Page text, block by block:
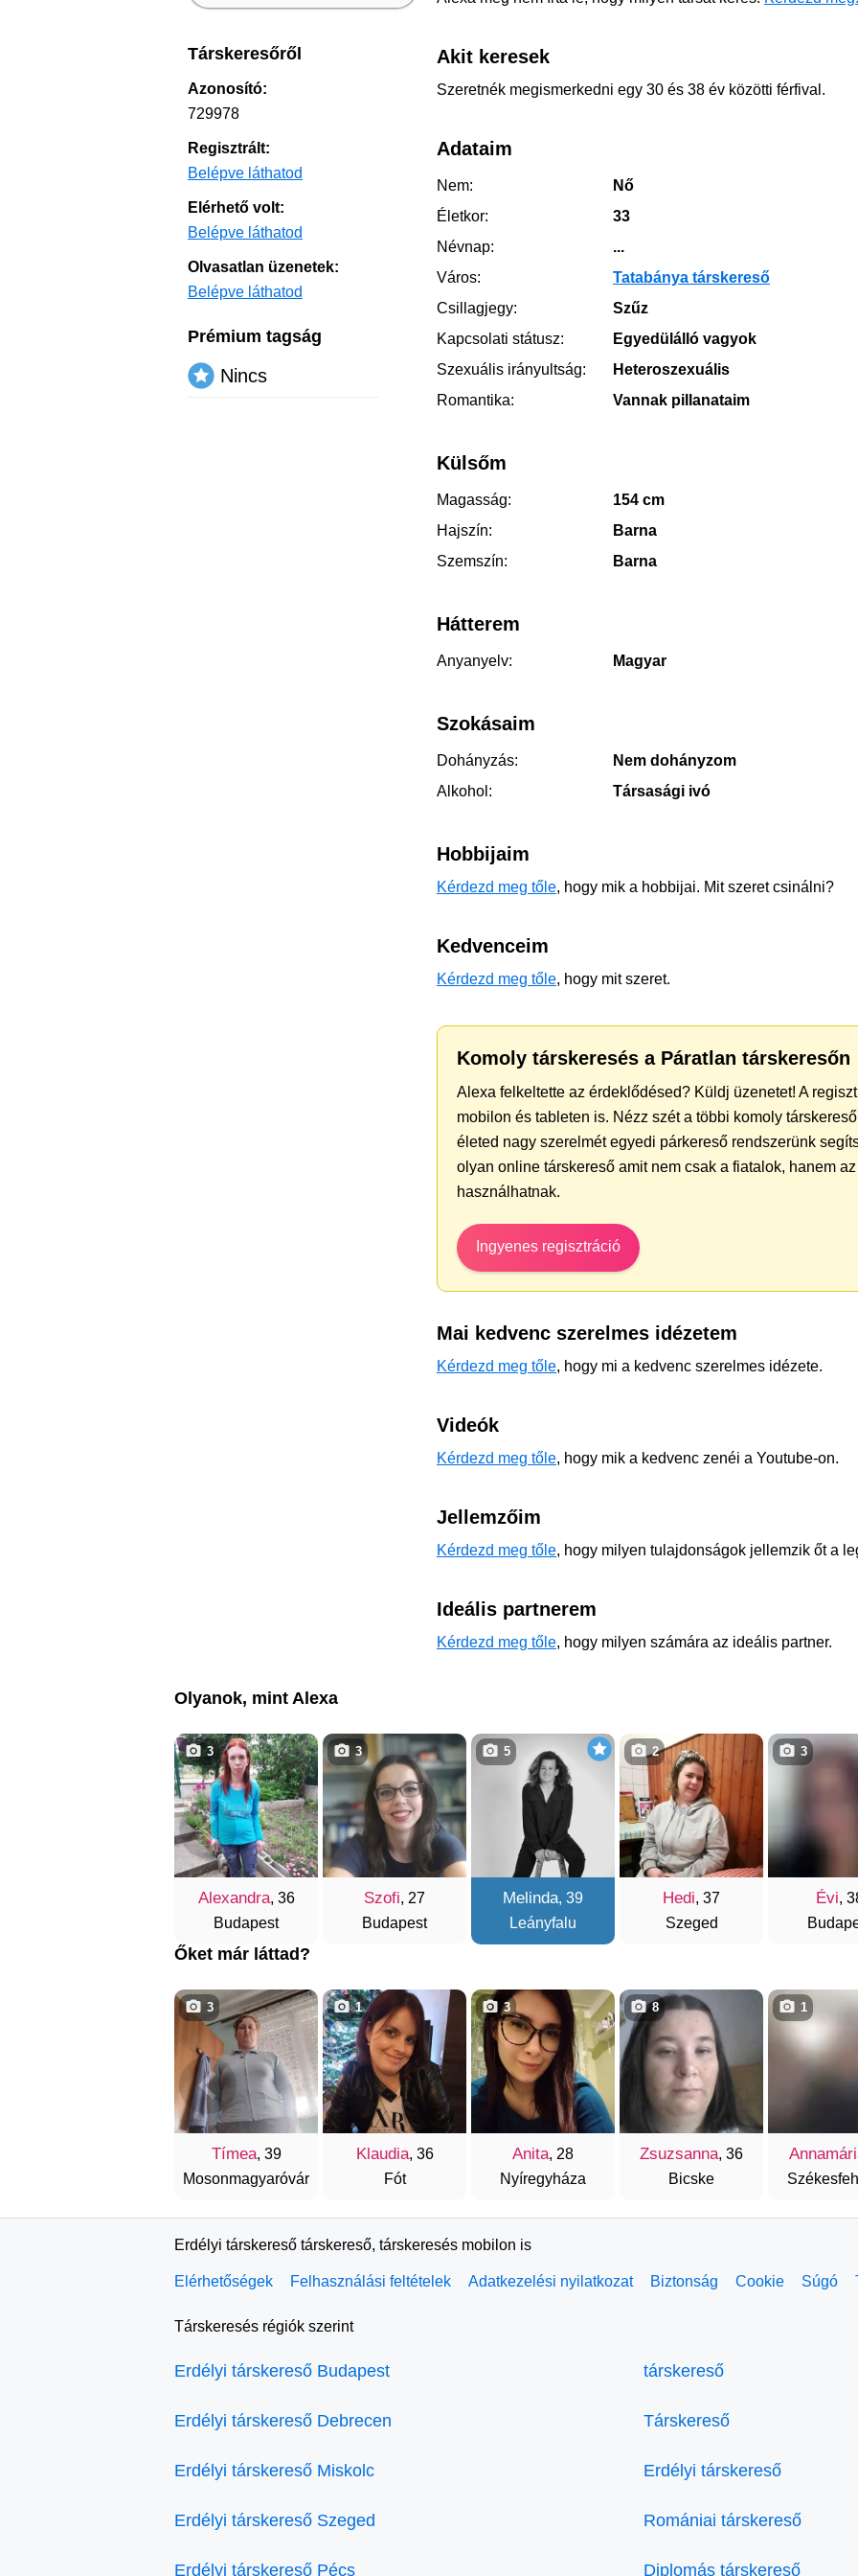
Akit keresek
Szeretnék megismerkedni egy 30 és 38 év közötti férfival.
Adataim
Nem:
Nő
Életkor:
33
Névnap:
...
Város:
Tatabánya társkereső
Csillagjegy:
Szűz
Kapcsolati státusz:
Egyedülálló vagyok
Szexuális irányultság:
Heteroszexuális
Romantika:
Vannak pillanataim
Külsőm
Magasság:
154 cm
Hajszín:
Barna
Szemszín:
Barna
Hátterem
Anyanyelv: Magyar
Szokásaim
Dohányzás:
Nem dohányzom
Alkohol:
Társasági ivó
Hobbijaim
Kérdezd meg tőle, hogy mik a hobbijai. Mit szeret csinálni?
Kedvenceim
Kérdezd meg tőle, hogy mit szeret.
Komoly társkeresés a Páratlan társkeresőn
Alexa felkeltette az érdeklődésed? Küldj üzenetet! A
mobilon és tableten is. Nézz szét a többi komoly
életed nagy szerelmét egyedi párkereső rendszerünk
olyan online társkereső amit nem csak a fiatalok, hanem
használhatnak.
Ingyenes regisztráció
Mai kedvenc szerelmes idézetem
Kérdezd meg tőle, hogy mi a kedvenc szerelmes idézete.
Videók
Kérdezd meg tőle, hogy mik a kedvenc zenéi a Youtube-on.
Jellemzőim
Kérdezd meg tőle, hogy milyen tulajdonságok jellemzik őt a
Ideális partnerem
Kérdezd meg tőle, hogy milyen számára az ideális partner.
Társkeresőről
Azonosító:
729978
Regisztrált:
Belépve láthatod
Elérhető volt:
Belépve láthatod
Olvasatlan üzenetek:
Belépve láthatod
Prémium tagság
Nincs
Olyanok, mint Alexa
Alexandra, 36
Budapest
3
Szofi, 27
Budapest
3
Melinda, 39
Leányfalu
5
Hedi, 37
Szeged
2
Évi,
3
Őket már láttad?
Tímea, 39
Mosonmagyaróvár
3
Klaudia, 36
Fót
1
Anita, 28
Nyíregyháza
3
Zsuzsanna, 36
Bicske
8 1
Erdélyi társkereső társkereső, társkeresés mobilon is
Elérhetőségek Felhasználási feltételek Adatkezelési nyilatkozat Biztonság Cookie Súgó
Társkeresés régiók szerint
Erdélyi társkereső Budapest
Erdélyi társkereső Debrecen
Erdélyi társkereső Miskolc
Erdélyi társkereső Szeged
Erdélyi társkereső Pécs
társkereső
Társkereső
Erdélyi társkereső
Romániai társkereső
Diplomás társkereső